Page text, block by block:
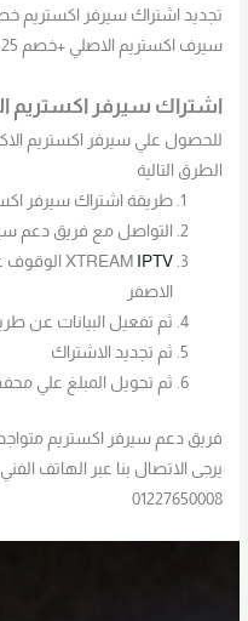
تجديد اشتراك سيرفر اكستريم
سيرف اكستريم الاصلي +خصم 25 %
اشتراك سيرفر اكستريم
للحصول علي سيرفر اكستريم
الطرق التالية
طريقة اشتراك سيرفر
التواصل مع فريق دعم سيرفر
XTREAM
IPTV الوقوف
الاصفر
ثم تفعيل البيانات عن
ثم تجديد الاشتراك
ثم تحويل المبلغ علي
يرجى الاتصال بنا عبر الهاتف
01227650008